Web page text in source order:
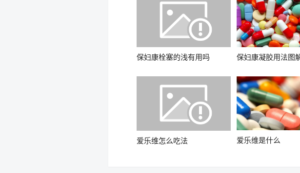
保妇康栓塞的浅有用吗 保妇康凝胶用法图
爱乐维怎么吃法 爱乐维是什么